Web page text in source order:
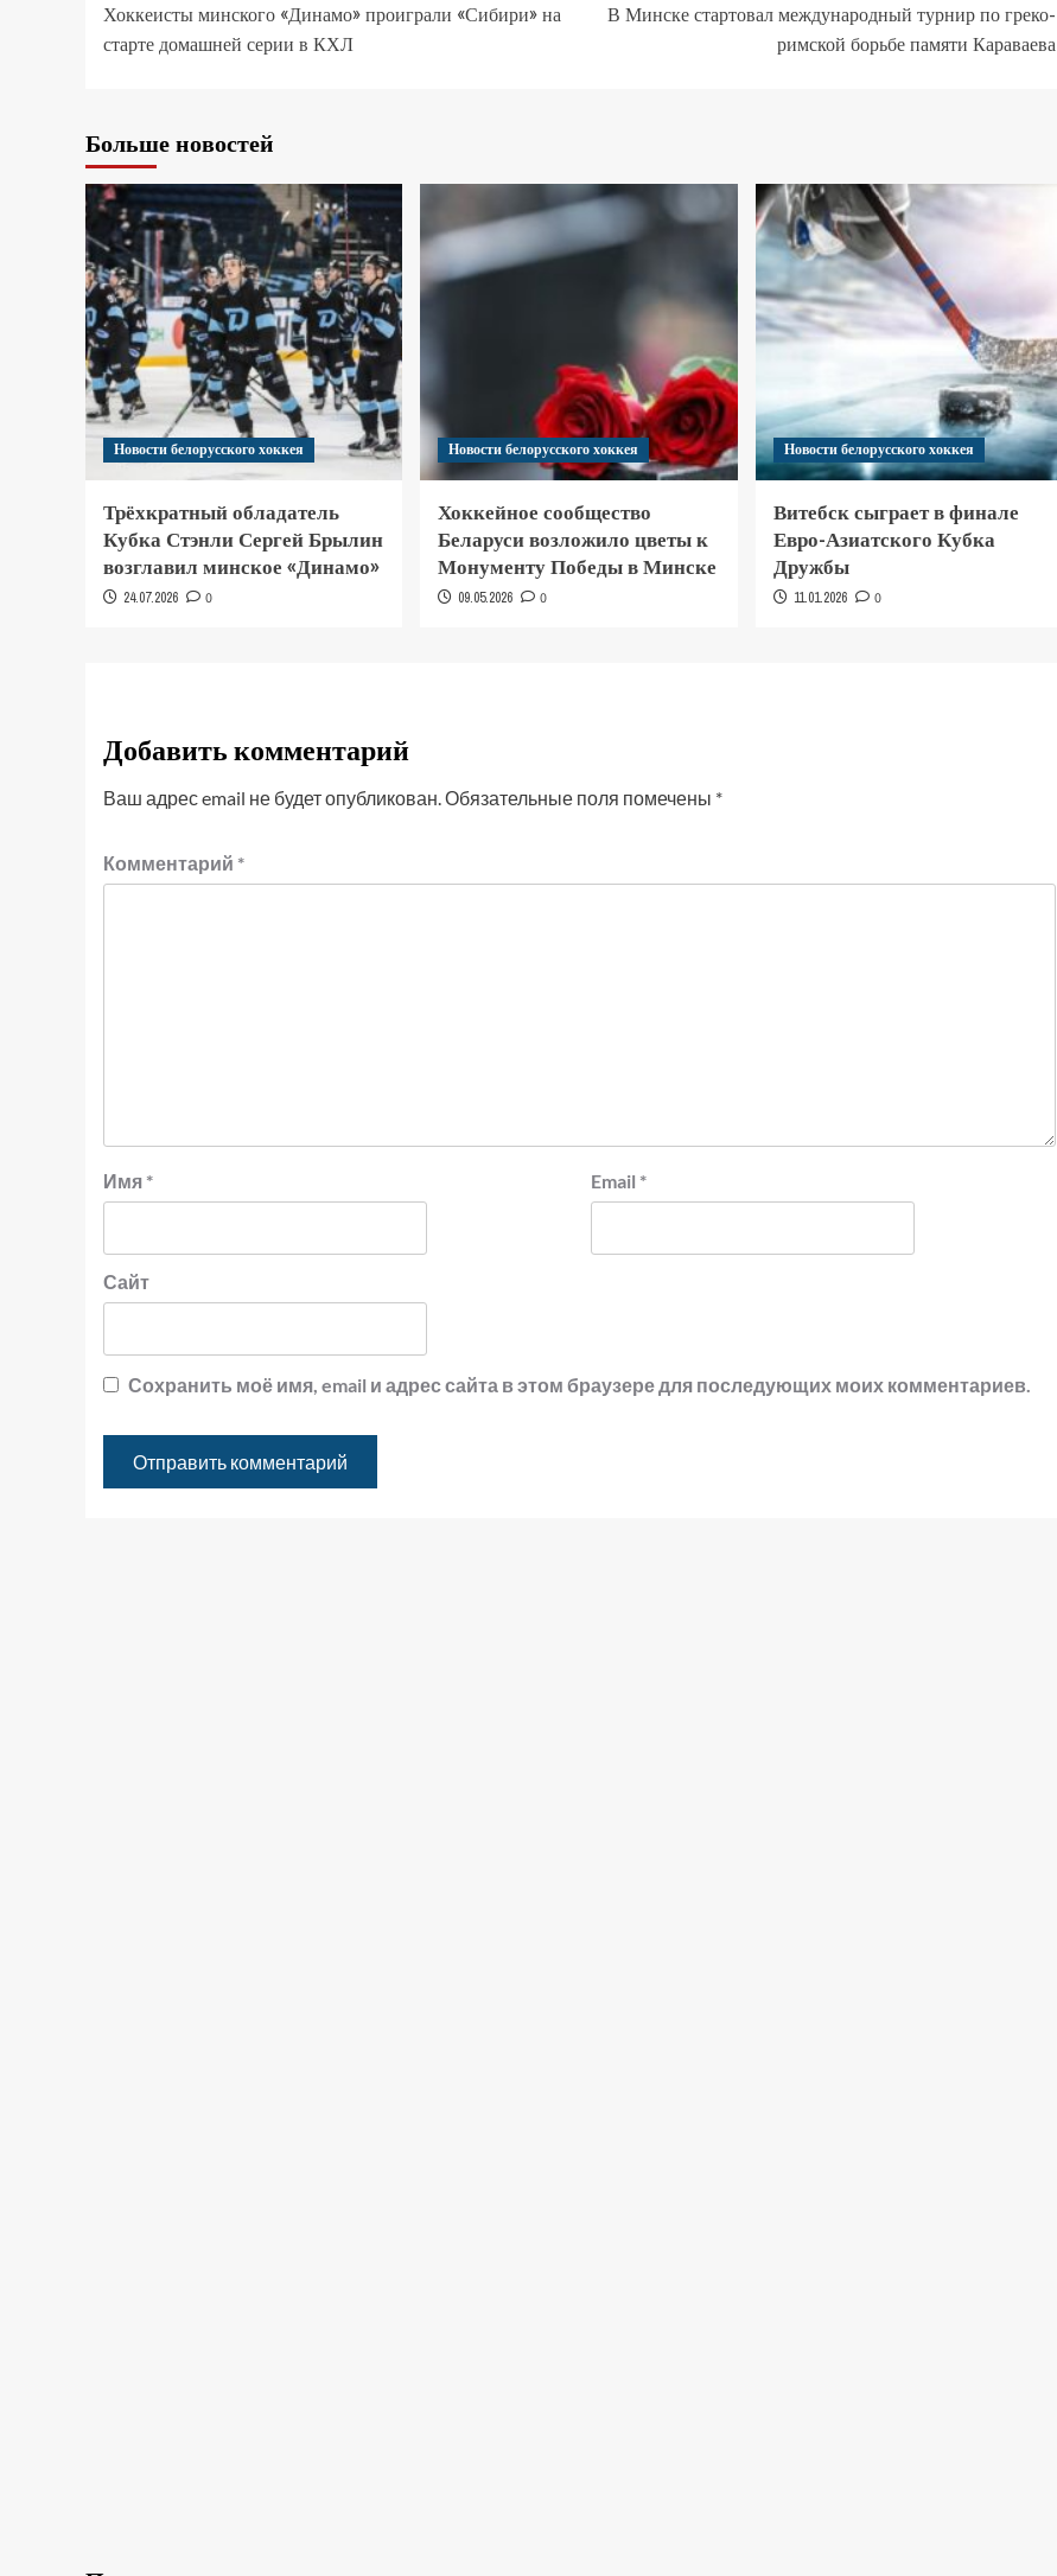
Хоккеисты минского «Динамо» проиграли «Сибири» на
старте домашней серии в КХЛ
В Минске стартовал международный турнир по греко-
римской борьбе памяти Караваева
Больше новостей
Новости белорусского хоккея
Трёхкратный обладатель
Кубка Стэнли Сергей Брылин
возглавил минское «Динамо»
24.07.2026 0
Новости белорусского хоккея
Хоккейное сообщество
Беларуси возложило цветы к
Монументу Победы в Минске
09.05.2026 0
Новости белорусского хоккея
Витебск сыграет в финале
Евро-Азиатского Кубка
Дружбы
11.01.2026 0
Добавить комментарий
Ваш адрес email не будет опубликован.Обязательные поля помечены *
Комментарий *
Имя * Email *
Сайт
Сохранить моё имя, email и адрес сайта в этом браузере для последующих моих комментариев.